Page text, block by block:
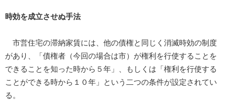
時効を成立させぬ手法
市営住宅の滞納家賃には、他の債権と同じく消滅時効の制度
があり、「債権者（今回の場合は市）が権利を行使することを
できることを知った時から５年」、もしくは「権利を行使する
ことができる時から１０年」という二つの条件が設定されてい
る。